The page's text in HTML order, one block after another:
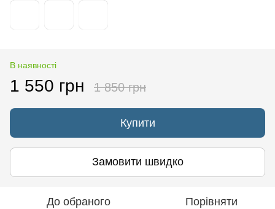
В наявності
1 550 грн 1 850 грн
Купити
Замовити швидко
До обраного Порівняти